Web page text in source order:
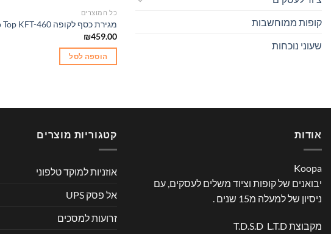
קופות ממוחשבות
שעוני נוכחות
כל המוצרים
מגירת כסף לקופה Flip Top KFT-460
₪459.00
הוספה לסל
אודות
Koopa
יבואנים של קופות וציוד משלים לעסקים, עם
ניסיון של למעלה מ15 שנים .
מקבוצת T.D.S.D L.T.D
קטגוריות מוצרים
אוזניות למוקד טלפוני
אל פסק UPS
זרועות למסכים